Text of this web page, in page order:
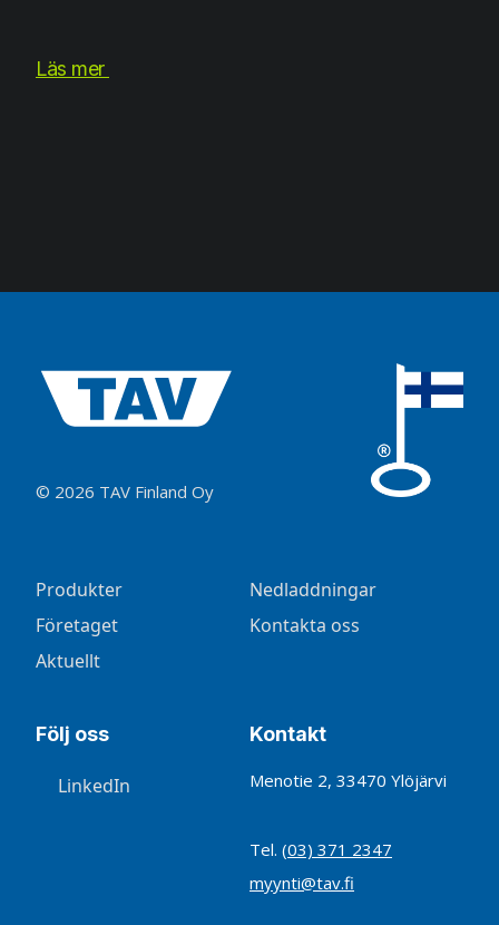
Läs mer
© 2026 TAV Finland Oy
Produkter
Företaget
Aktuellt
Nedladdningar
Kontakta oss
Följ oss
LinkedIn
Kontakt
Menotie 2, 33470 Ylöjärvi
Tel. (03) 371 2347
myynti@tav.fi